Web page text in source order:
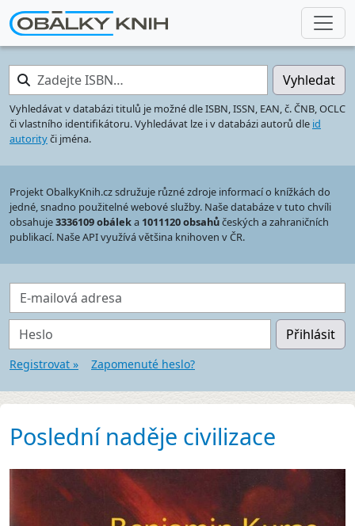
Zadejte ISBN… Vyhledat
Vyhledávat v databázi titulů je možné dle ISBN, ISSN, EAN, č. ČNB, OCLC
či vlastního identifikátoru. Vyhledávat lze i v databázi autorů dle id
autorityči jména.
Projekt ObalkyKnih.cz sdružuje různé zdroje informací o knížkách do
jedné, snadno použitelné webové služby. Naše databáze v tuto chvíli
obsahuje3336109 obáleka 1011120 obsahůčeských a zahraničních
publikací. Naše API využívá většina knihoven v ČR.
E-mailová adresa
Heslo Přihlásit
Registrovat » Zapomenuté heslo?
Poslední naděje civilizace